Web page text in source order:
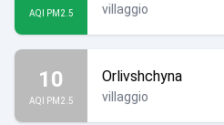
AQI PM2.5 villaggio
10
AQI PM2.5
Orlivshchyna
villaggio